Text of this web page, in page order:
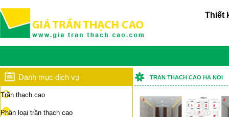
Thiết
Danh mục dịch vụ
Trần thạch cao
Phân loại trần thạch cao
TRAN THACH CAO HA NOI